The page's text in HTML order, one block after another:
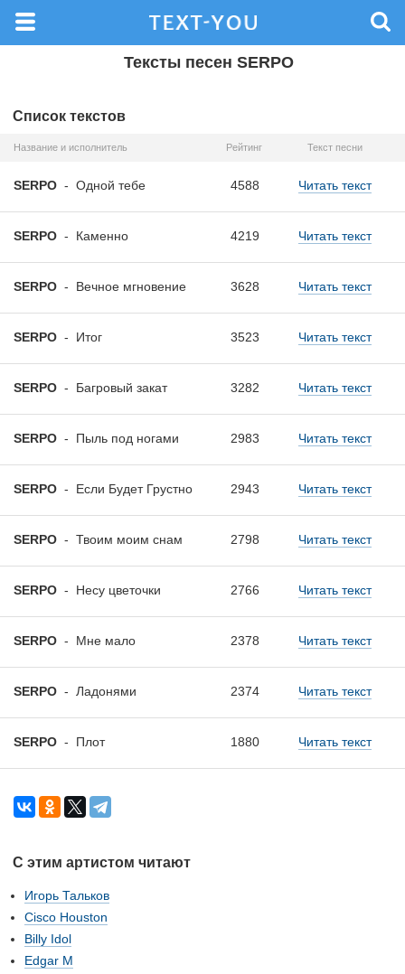
Тексты песен SERPO
Список текстов
Название и исполнитель Рейтинг Текст песни
SERPO - Одной тебе 4588 Читать текст
SERPO - Каменно 4219 Читать текст
SERPO - Вечное мгновение 3628 Читать текст
SERPO - Итог 3523 Читать текст
SERPO - Багровый закат 3282 Читать текст
SERPO - Пыль под ногами 2983 Читать текст
SERPO - Если Будет Грустно 2943 Читать текст
SERPO - Твоим моим снам 2798 Читать текст
SERPO - Несу цветочки 2766 Читать текст
SERPO - Мне мало 2378 Читать текст
SERPO - Ладонями 2374 Читать текст
SERPO - Плот 1880 Читать текст
С этим артистом читают
Игорь Тальков
Cisco Houston
Billy Idol
Edgar M